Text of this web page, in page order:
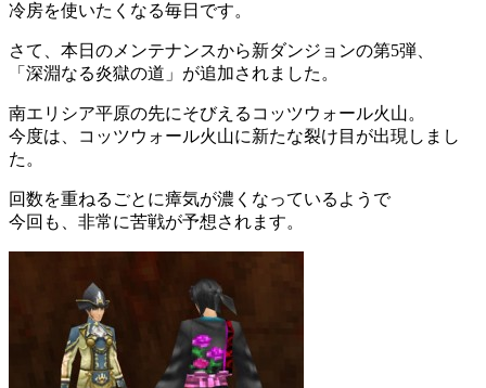
冷房を使いたくなる毎日です。
さて、本日のメンテナンスから新ダンジョンの第5弾、
「深淵なる炎獄の道」が追加されました。
南エリシア平原の先にそびえるコッツウォール火山。
今度は、コッツウォール火山に新たな裂け目が出現しまし
た。
回数を重ねるごとに瘴気が濃くなっているようで
今回も、非常に苦戦が予想されます。